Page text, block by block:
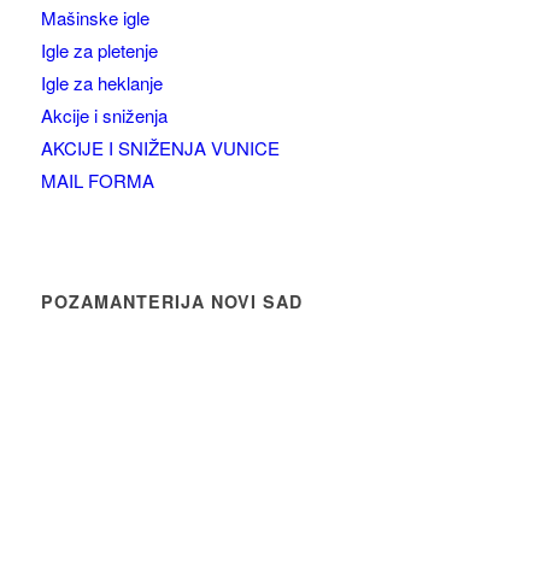
Mašinske igle
Igle za pletenje
Igle za heklanje
Akcije i sniženja
AKCIJE I SNIŽENJA VUNICE
MAIL FORMA
POZAMANTERIJA NOVI SAD